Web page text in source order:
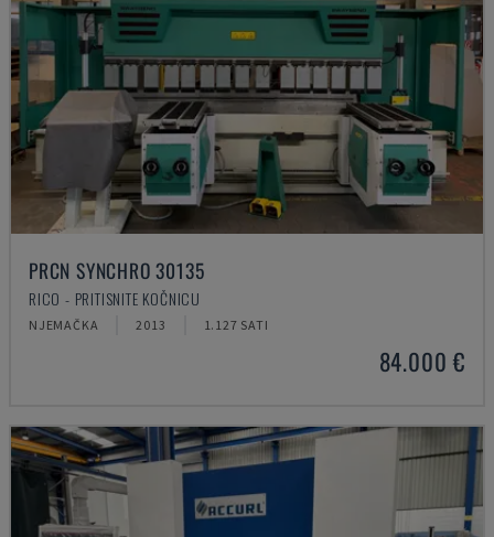
PRCN SYNCHRO 30135
RICO - PRITISNITE KOČNICU
NJEMAČKA 2013 1.127 SATI
84.000 €